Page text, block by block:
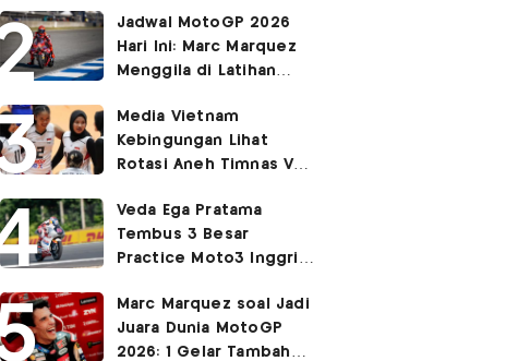
Garuda Pertiwi Menang
3-2
Jadwal MotoGP 2026
Hari Ini: Marc Marquez
Menggila di Latihan
Media Vietnam
Kebingungan Lihat
Rotasi Aneh Timnas Voli
SEA Womens V Cup
2026
Veda Ega Pratama
Tembus 3 Besar
Practice Moto3 Inggris
di Kualifikasi?
Marc Marquez soal Jadi
Juara Dunia MotoGP
2026: 1 Gelar Tambahan